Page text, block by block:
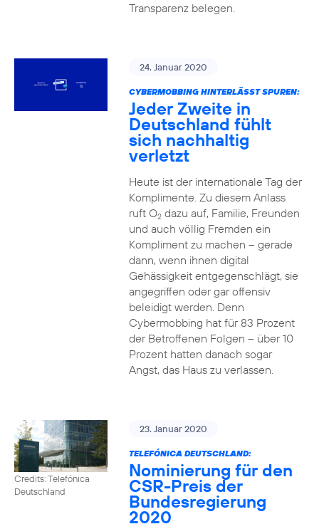
Transparenz belegen.
24. Januar 2020
CYBERMOBBING HINTERLÄSST SPUREN:
Jeder Zweite in
Deutschland fühlt
sich nachhaltig
verletzt
Heute ist der internationale Tag der
Komplimente. Zu diesem Anlass
ruft O2dazu auf, Familie, Freunden
und auch völlig Fremden ein
Kompliment zu machen – gerade
dann, wenn ihnen digital
Gehässigkeit entgegenschlägt, sie
angegriffen oder gar offensiv
beleidigt werden. Denn
Cybermobbing hat für 83 Prozent
der Betroffenen Folgen – über 10
Prozent hatten danach sogar
Angst, das Haus zu verlassen.
Credits: Telefónica
Deutschland
23. Januar 2020
TELEFÓNICA DEUTSCHLAND:
Nominierung für den
CSR-Preis der
Bundesregierung
2020